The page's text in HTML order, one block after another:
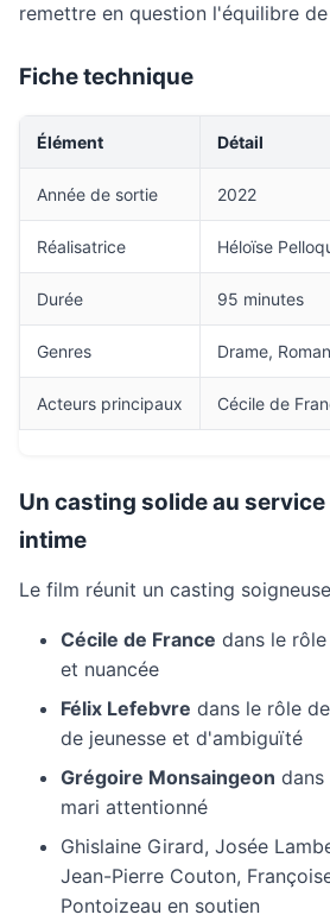
remettre en question l'équilibre
Fiche technique
Élément Détail
Année de sortie 2022
Réalisatrice Héloïse
Durée 95 minutes
Genres Drame,
Acteurs principaux Cécile de
Un casting solide au
intime
Le film réunit un casting
Cécile de France dans le
et nuancée
Félix Lefebvre dans le rôle
de jeunesse et d'ambiguïté
Grégoire Monsaingeon dans
mari attentionné
Ghislaine Girard, Josée
Jean-Pierre Couton,
Pontoizeau en soutien